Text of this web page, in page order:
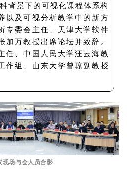
背景下的可视化课程体系构
以及可视分析教学中的新方
专委会主任、天津大学软件
加万教授出席论坛并致辞。
任、中国人民大学汪云海教
作组、山东大学曾琼副教授
现场与会人员合影